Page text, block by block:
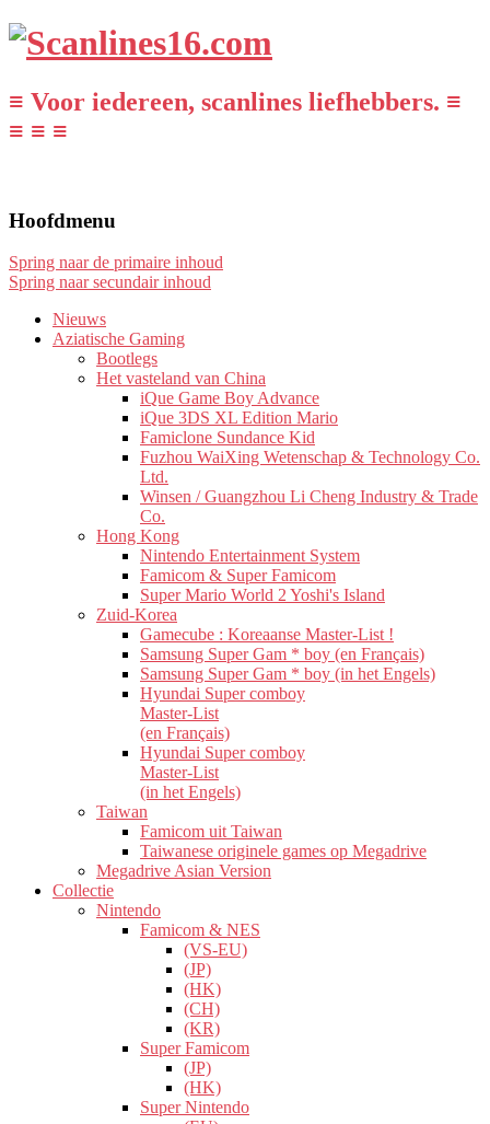
≡ Voor iedereen, scanlines liefhebbers. ≡
≡ ≡ ≡
Hoofdmenu
Spring naar de primaire inhoud
Spring naar secundair inhoud
Nieuws
Aziatische Gaming
Bootlegs
Het vasteland van China
iQue Game Boy Advance
iQue 3DS XL Edition Mario
Famiclone Sundance Kid
Fuzhou WaiXing Wetenschap & Technology Co.
Ltd.
Winsen / Guangzhou Li Cheng Industry & Trade
Co.
Hong Kong
Nintendo Entertainment System
Famicom & Super Famicom
Super Mario World 2 Yoshi's Island
Zuid-Korea
Gamecube : Koreaanse Master-List !
Samsung Super Gam * boy (en Français)
Samsung Super Gam * boy (in het Engels)
Hyundai Super comboy
Master-List
(en Français)
Hyundai Super comboy
Master-List
(in het Engels)
Taiwan
Famicom uit Taiwan
Taiwanese originele games op Megadrive
Megadrive Asian Version
Collectie
Nintendo
Famicom & NES
(VS-EU)
(JP)
(HK)
(CH)
(KR)
Super Famicom
(JP)
(HK)
Super Nintendo